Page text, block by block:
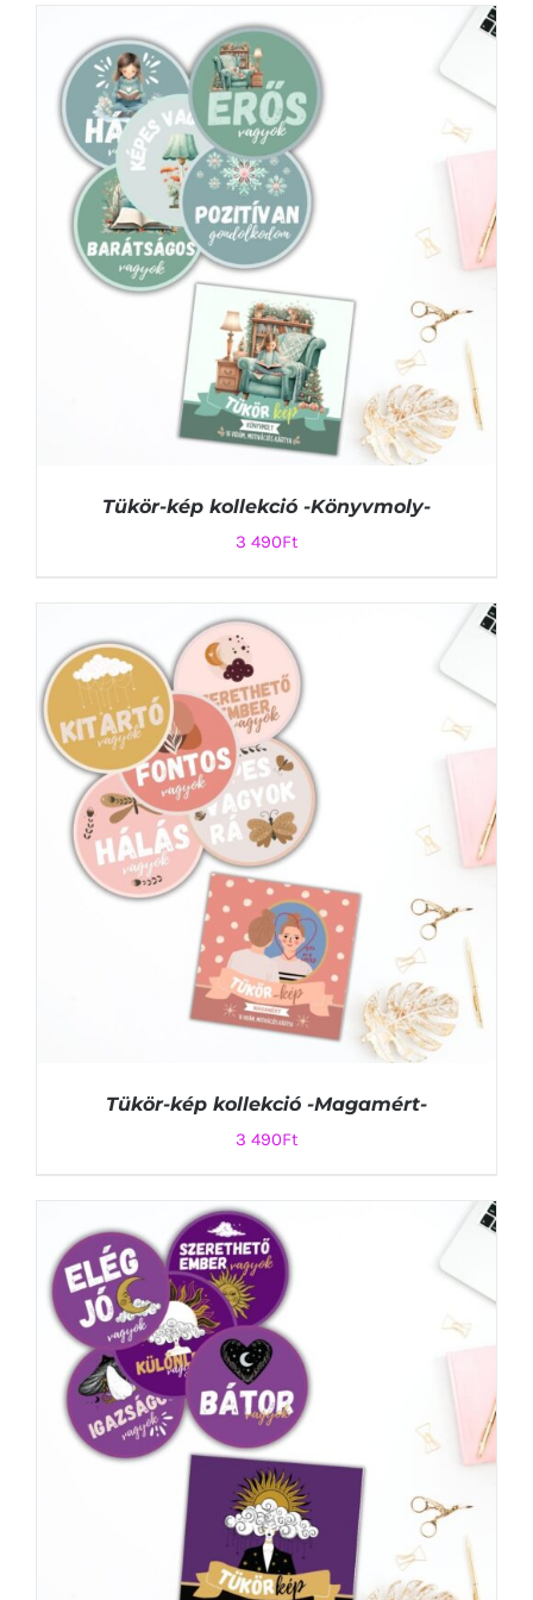
KOSÁRBA TESZEM
RÉSZLETEK
KOSÁRBA TESZEM
RÉSZLETEK
Tükör-kép kollekció -Könyvmoly-
3 490Ft
KOSÁRBA TESZEM
RÉSZLETEK
Tükör-kép kollekció -Magamért-
3 490Ft